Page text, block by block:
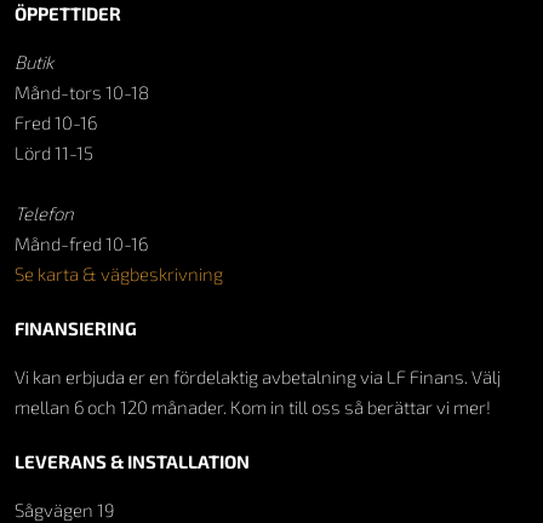
ÖPPETTIDER
Butik
Månd-tors 10-18
Fred 10-16
Lörd 11-15
Telefon
Månd-fred 10-16
Se karta & vägbeskrivning
FINANSIERING
Vi kan erbjuda er en fördelaktig avbetalning via LF Finans. Välj
mellan 6 och 120 månader. Kom in till oss så berättar vi mer!
LEVERANS & INSTALLATION
Sågvägen 19